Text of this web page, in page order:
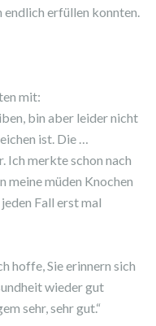
endlich erfüllen konnten.
mit:
bin aber leider nicht
ist. Die …
Ich merkte schon nach
meine müden Knochen
Fall erst mal
hoffe, Sie erinnern sich
wieder gut
sehr, sehr gut.“